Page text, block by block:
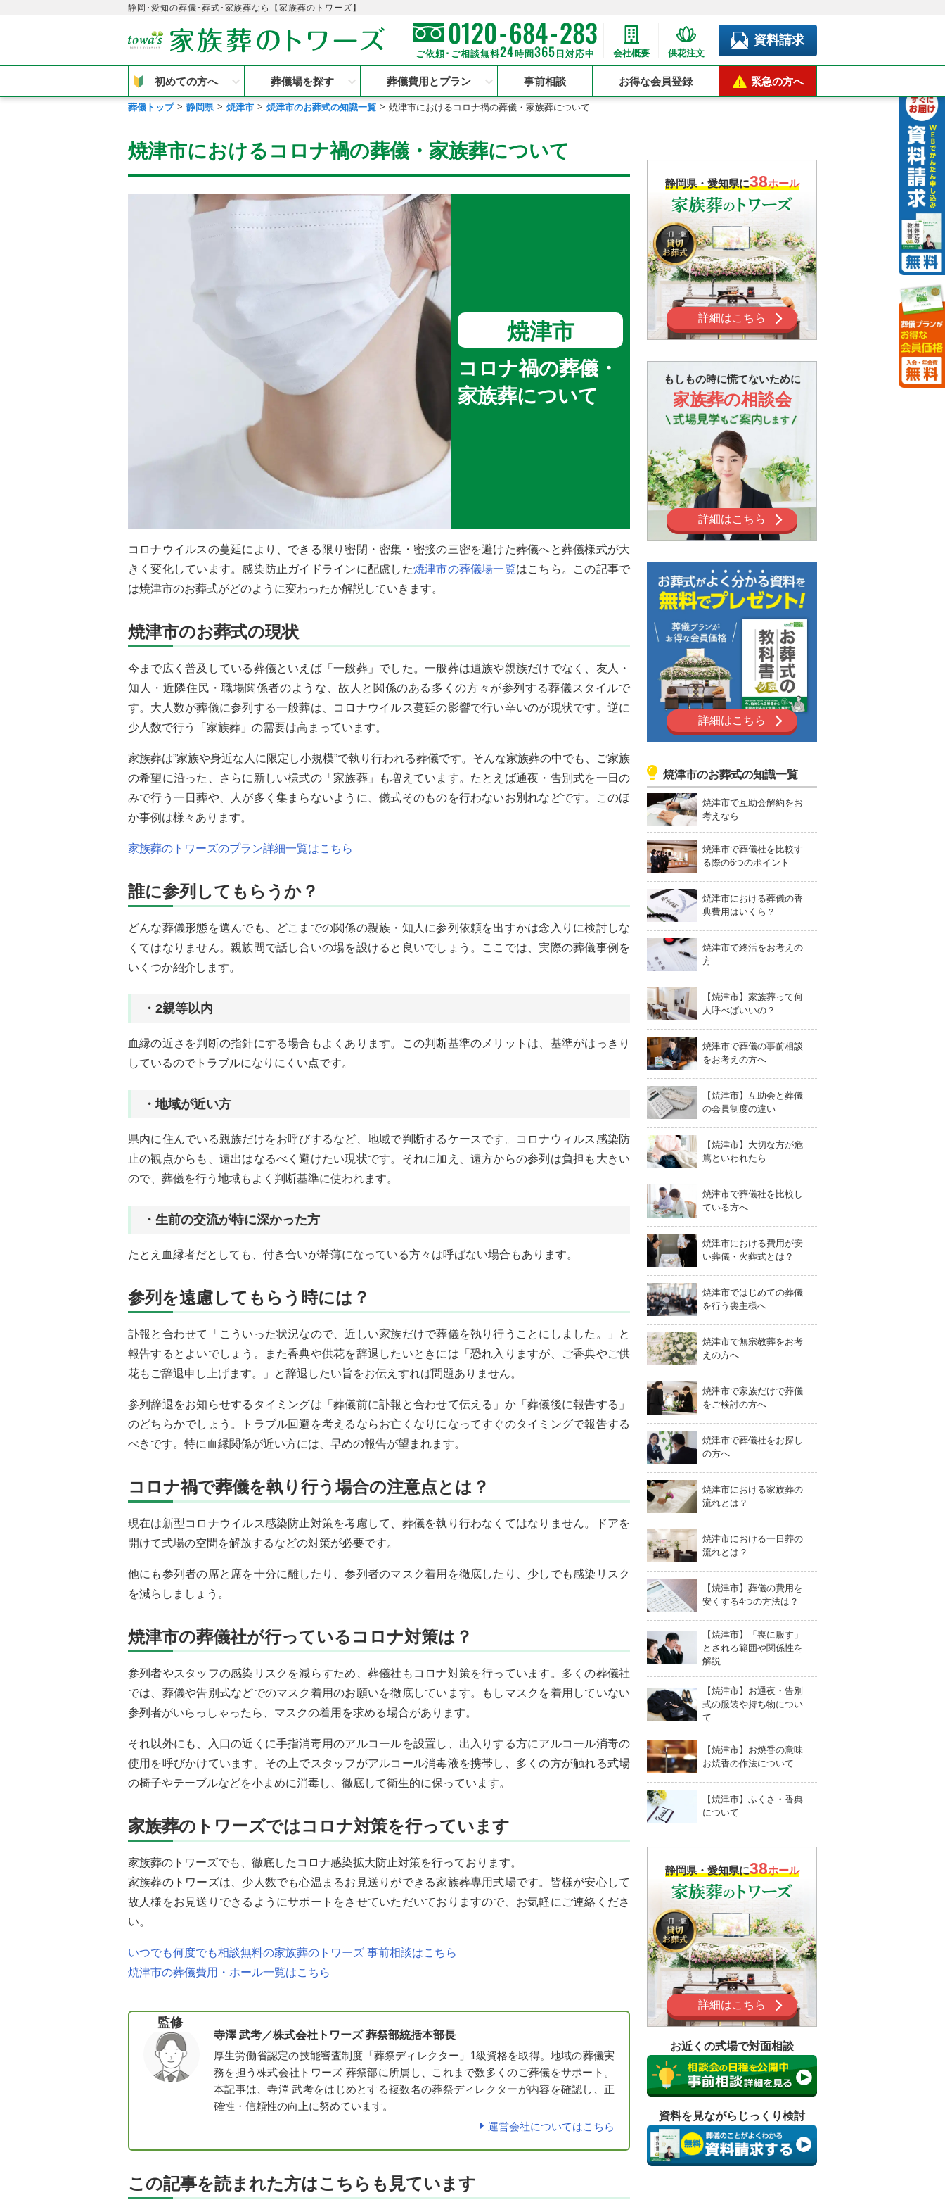
静岡･愛知の葬儀･葬式･家族葬なら【家族葬のトワーズ】
0120-684-283
ご依頼･ご相談無料24時間365 日対応中 会社概要 供花注文
資料請求
初めての方へ 葬儀場を探す 葬儀費用とプラン 事前相談 お得な会員登録 緊急の方へ
葬儀トップ 静岡県 焼津市 焼津市のお葬式の知識一覧 焼津市におけるコロナ禍の葬儀・家族葬について
焼津市におけるコロナ禍の葬儀・家族葬について
焼津市
コロナ禍の葬儀・
家族葬について
コロナウイルスの蔓延により、できる限り密閉・密集・密接の三密を避けた葬儀へと葬儀様式が大
きく変化しています。感染防止ガイドラインに配慮した焼津市の葬儀場一覧はこちら。この記事で
は焼津市のお葬式がどのように変わったか解説していきます。
焼津市のお葬式の現状
今まで広く普及している葬儀といえば「一般葬」でした。一般葬は遺族や親族だけでなく、友人・
知人・近隣住民・職場関係者のような、故人と関係のある多くの方々が参列する葬儀スタイルで
す。大人数が葬儀に参列する一般葬は、コロナウイルス蔓延の影響で行い辛いのが現状です。逆に
少人数で行う「家族葬」の需要は高まっています。
家族葬は”家族や身近な人に限定し小規模”で執り行われる葬儀です。そんな家族葬の中でも、ご家族
の希望に沿った、さらに新しい様式の「家族葬」も増えています。たとえば通夜・告別式を一日の
みで行う一日葬や、人が多く集まらないように、儀式そのものを行わないお別れなどです。このほ
か事例は様々あります。
家族葬のトワーズのプラン詳細一覧はこちら
誰に参列してもらうか？
どんな葬儀形態を選んでも、どこまでの関係の親族・知人に参列依頼を出すかは念入りに検討しな
くてはなりません。親族間で話し合いの場を設けると良いでしょう。ここでは、実際の葬儀事例を
いくつか紹介します。
・2親等以内
血縁の近さを判断の指針にする場合もよくあります。この判断基準のメリットは、基準がはっきり
しているのでトラブルになりにくい点です。
・地域が近い方
県内に住んでいる親族だけをお呼びするなど、地域で判断するケースです。コロナウィルス感染防
止の観点からも、遠出はなるべく避けたい現状です。それに加え、遠方からの参列は負担も大きい
ので、葬儀を行う地域もよく判断基準に使われます。
・生前の交流が特に深かった方
たとえ血縁者だとしても、付き合いが希薄になっている方々は呼ばない場合もあります。
参列を遠慮してもらう時には？
訃報と合わせて「こういった状況なので、近しい家族だけで葬儀を執り行うことにしました。」と
報告するとよいでしょう。また香典や供花を辞退したいときには「恐れ入りますが、ご香典やご供
花もご辞退申し上げます。」と辞退したい旨をお伝えすれば問題ありません。
参列辞退をお知らせするタイミングは「葬儀前に訃報と合わせて伝える」か「葬儀後に報告する」
のどちらかでしょう。トラブル回避を考えるならお亡くなりになってすぐのタイミングで報告する
べきです。特に血縁関係が近い方には、早めの報告が望まれます。
コロナ禍で葬儀を執り行う場合の注意点とは？
現在は新型コロナウイルス感染防止対策を考慮して、葬儀を執り行わなくてはなりません。ドアを
開けて式場の空間を解放するなどの対策が必要です。
他にも参列者の席と席を十分に離したり、参列者のマスク着用を徹底したり、少しでも感染リスク
を減らしましょう。
焼津市の葬儀社が行っているコロナ対策は？
参列者やスタッフの感染リスクを減らすため、葬儀社もコロナ対策を行っています。多くの葬儀社
では、葬儀や告別式などでのマスク着用のお願いを徹底しています。もしマスクを着用していない
参列者がいらっしゃったら、マスクの着用を求める場合があります。
それ以外にも、入口の近くに手指消毒用のアルコールを設置し、出入りする方にアルコール消毒の
使用を呼びかけています。その上でスタッフがアルコール消毒液を携帯し、多くの方が触れる式場
の椅子やテーブルなどを小まめに消毒し、徹底して衛生的に保っています。
家族葬のトワーズではコロナ対策を行っています
家族葬のトワーズでも、徹底したコロナ感染拡大防止対策を行っております。
家族葬のトワーズは、少人数でも心温まるお見送りができる家族葬専用式場です。皆様が安心して
故人様をお見送りできるようにサポートをさせていただいておりますので、お気軽にご連絡くださ
い。
いつでも何度でも相談無料の家族葬のトワーズ 事前相談はこちら
焼津市の葬儀費用・ホール一覧はこちら
監修
寺澤 武考／株式会社トワーズ 葬祭部統括本部長
厚生労働省認定の技能審査制度「葬祭ディレクター」1級資格を取得。地域の葬儀実
務を担う株式会社トワーズ 葬祭部に所属し、これまで数多くのご葬儀をサポート。
本記事は、寺澤 武考をはじめとする複数名の葬祭ディレクターが内容を確認し、正
確性・信頼性の向上に努めています。
運営会社についてはこちら
この記事を読まれた方はこちらも見ています
静岡県・愛知県に38ホール
詳細はこちら
もしもの時に慌てないために
家族葬の相談会
詳細はこちら
詳細はこちら
焼津市のお葬式の知識一覧
焼津市で互助会解約をお
考えなら
焼津市で葬儀社を比較す
る際の6つのポイント
焼津市における葬儀の香
典費用はいくら？
焼津市で終活をお考えの
方
【焼津市】家族葬って何
人呼べばいいの？
焼津市で葬儀の事前相談
をお考えの方へ
【焼津市】互助会と葬儀
の会員制度の違い
【焼津市】大切な方が危
篤といわれたら
焼津市で葬儀社を比較し
ている方へ
焼津市における費用が安
い葬儀・火葬式とは？
焼津市ではじめての葬儀
を行う喪主様へ
焼津市で無宗教葬をお考
えの方へ
焼津市で家族だけで葬儀
をご検討の方へ
焼津市で葬儀社をお探し
の方へ
焼津市における家族葬の
流れとは？
焼津市における一日葬の
流れとは？
【焼津市】葬儀の費用を
安くする4つの方法は？
【焼津市】「喪に服す」
とされる範囲や関係性を
解説
【焼津市】お通夜・告別
式の服装や持ち物につい
て
【焼津市】お焼香の意味
お焼香の作法について
【焼津市】ふくさ・香典
について
静岡県・愛知県に38ホール
詳細はこちら
お近くの式場で対面相談
資料を見ながらじっくり検討